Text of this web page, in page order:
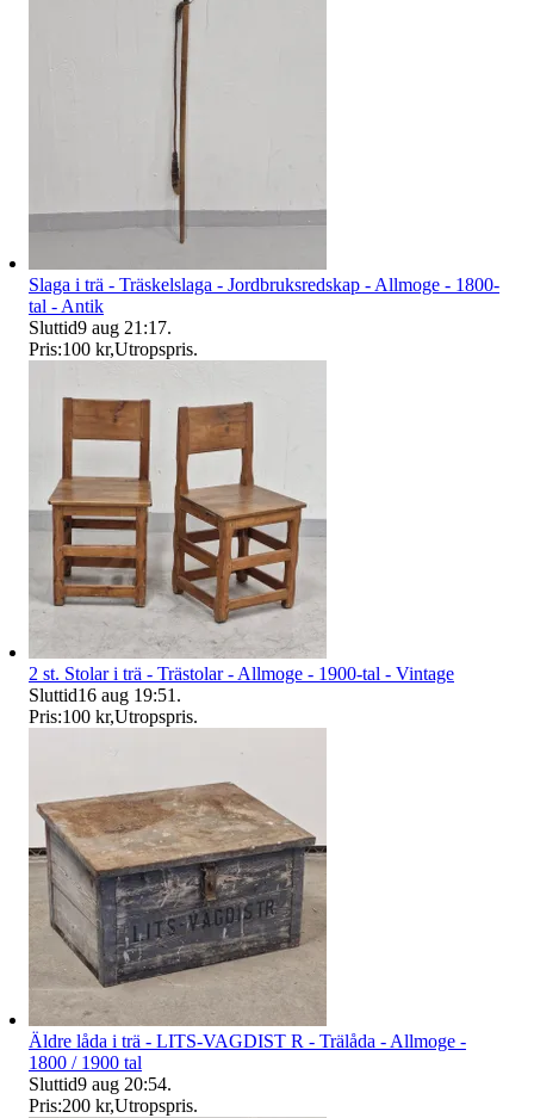
Slaga i trä - Träskelslaga - Jordbruksredskap - Allmoge - 1800-
tal - Antik
Sluttid9 aug 21:17.
Pris:100 kr,Utropspris.
2 st. Stolar i trä - Trästolar - Allmoge - 1900-tal - Vintage
Sluttid16 aug 19:51 .
Pris:100 kr,Utropspris.
Äldre låda i trä - LITS-VAGDIST R - Trälåda - Allmoge -
1800 / 1900 tal
Sluttid9 aug 20:54.
Pris:200 kr,Utropspris.